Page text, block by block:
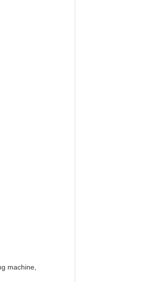
machine,